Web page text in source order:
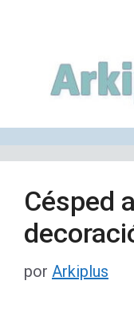
contenido
Césped
por Arkiplus